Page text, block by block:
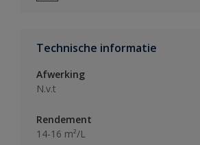
Technische informatie
Afwerking
N.v.t
Rendement
14-16 m²/L